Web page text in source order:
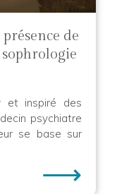
de
et inspiré des
psychiatre
se base sur
⟶